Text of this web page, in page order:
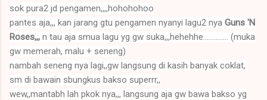
sok pura2 jd pengamen,,,,hohohohoo
pantes aja,,, kan jarang gtu pengamen nyanyi lagu2 nya Guns 'N
Roses,,, n tau aja smua lagu yg gw suka,,,hehehhe.............. (muka
gw memerah, malu + seneng)
nambah seneng nya lagi,,gw langsung di kasih banyak coklat,
sm di bawain sbungkus bakso superrr,,
wew,,mantabh lah pkok nya,,, langsung aja gw bawa bakso yg